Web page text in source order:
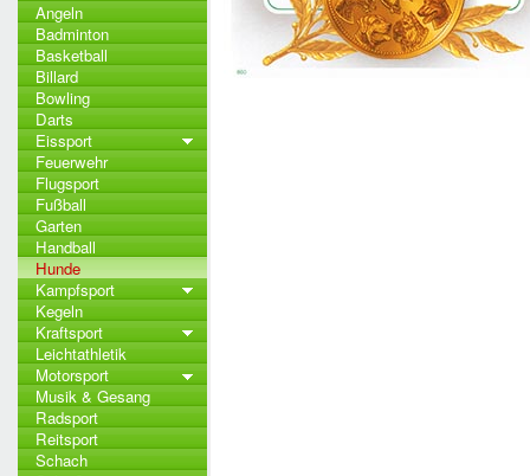
Angeln
Badminton
Basketball
Billard
Bowling
Darts
Eissport
Feuerwehr
Flugsport
Fußball
Garten
Handball
Hunde
Kampfsport
Kegeln
Kraftsport
Leichtathletik
Motorsport
Musik & Gesang
Radsport
Reitsport
Schach